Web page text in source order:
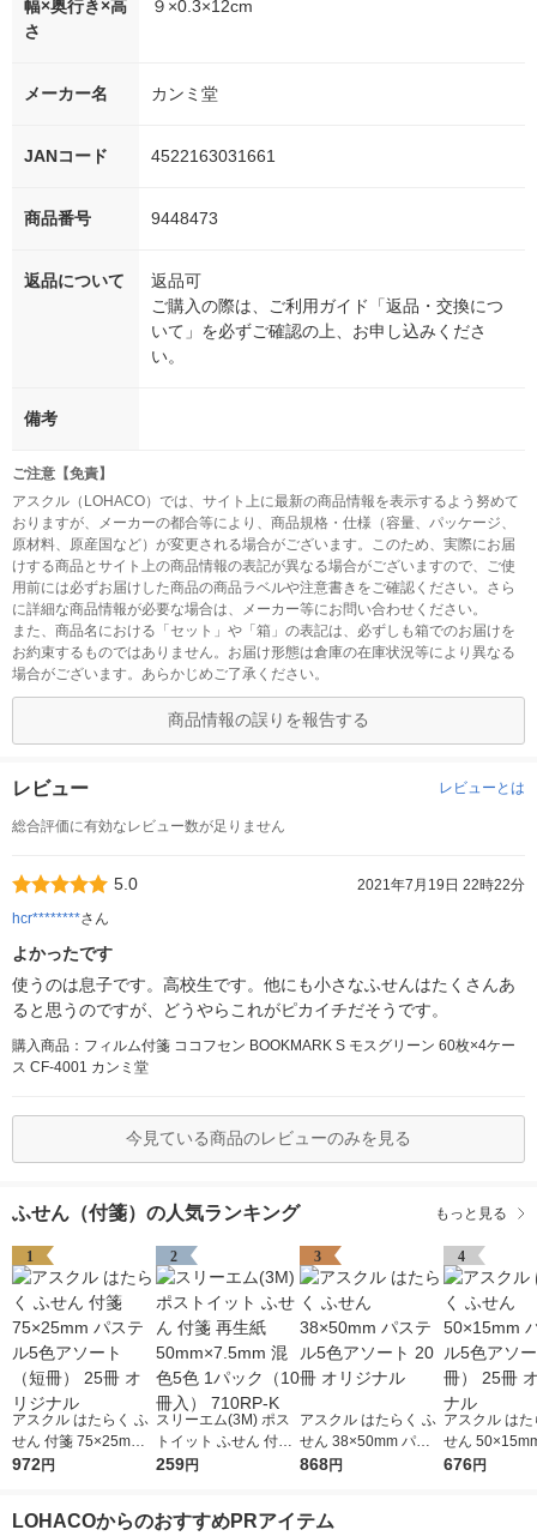
幅×奥行き×高
さ
９×0.3×12cm
メーカー名 カンミ堂
JANコード 4522163031661
商品番号 9448473
返品について
返品可
ご購入の際は、ご利用ガイド「返品・交換につ
いて」を必ずご確認の上、お申し込みくださ
い。
備考
ご注意【免責】
アスクル（LOHACO）では、サイト上に最新の商品情報を表示するよう努めて
おりますが、メーカーの都合等により、商品規格・仕様（容量、パッケージ、
原材料、原産国など）が変更される場合がございます。このため、実際にお届
けする商品とサイト上の商品情報の表記が異なる場合がございますので、ご使
用前には必ずお届けした商品の商品ラベルや注意書きをご確認ください。さら
に詳細な商品情報が必要な場合は、メーカー等にお問い合わせください。
また、商品名における「セット」や「箱」の表記は、必ずしも箱でのお届けを
お約束するものではありません。お届け形態は倉庫の在庫状況等により異なる
場合がございます。あらかじめご了承ください。
商品情報の誤りを報告する
レビュー レビューとは
総合評価に有効なレビュー数が足りません
5.0
2021年7月19日 22時22分
hcr********さん
よかったです
使うのは息子です。高校生です。他にも小さなふせんはたくさんあ
ると思うのですが、どうやらこれがピカイチだそうです。
購入商品：フィルム付箋 ココフセン BOOKMARK S モスグリーン 60枚×4ケー
ス CF-4001 カンミ堂
今見ている商品のレビューのみを見る
ふせん（付箋）の人気ランキング もっと見る
1
アスクル はたらく ふ
せん 付箋 75×25mm
パステル5色アソート
972円
2
スリーエム(3M) ポス
トイット ふせん 付箋
再生紙 50mm×7.5mm
259円
3
アスクル はたらく ふ
せん 38×50mm パス
テル5色アソート 20冊
868円
4
アスクル は
せん
テル5色アソ
676円
LOHACOからのおすすめPRアイテム